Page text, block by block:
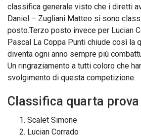
classifica generale visto che i diretti
Daniel – Zugliani Matteo si sono
posto.Terzo posto invece per Lucian
Pascal La Coppa Punti chiude così la
diventa ogni anno sempre più
Un ringraziamento a tutti coloro che
svolgimento di questa competizione.
Classifica quarta prova
Scalet Simone
Lucian Corrado